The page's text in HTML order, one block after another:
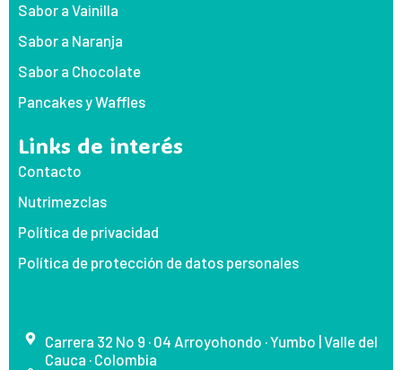
Sabor a Vainilla
Sabor a Naranja
Sabor a Chocolate
Pancakes y Waffles
Links de interés
Contacto
Nutrimezclas
Política de privacidad
Política de protección de datos personales
Carrera 32 No 9 · 04 Arroyohondo · Yumbo | Valle del
Cauca · Colombia